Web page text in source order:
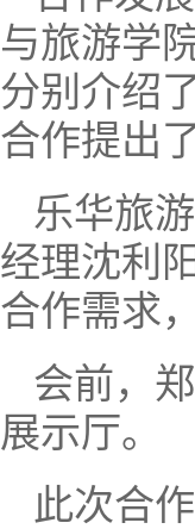
与旅游学
分别介绍
合作提出
乐华旅
经理沈利
合作需求
会前，
展示厅。
此次合